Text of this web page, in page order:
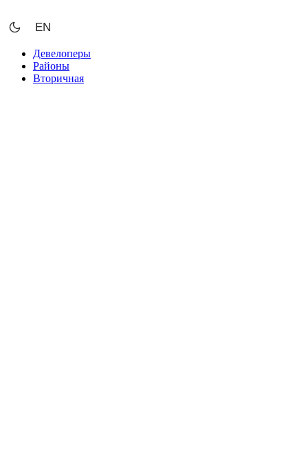
к
содержимому
EN
Девелоперы
Районы
Вторичная